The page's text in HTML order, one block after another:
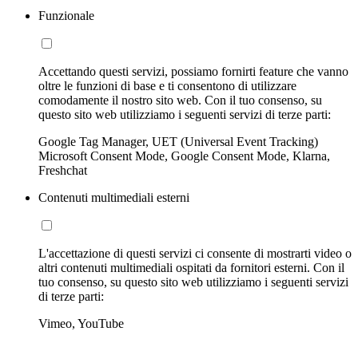
Funzionale
Accettando questi servizi, possiamo fornirti feature che vanno
oltre le funzioni di base e ti consentono di utilizzare
comodamente il nostro sito web. Con il tuo consenso, su
questo sito web utilizziamo i seguenti servizi di terze parti:
Google Tag Manager, UET (Universal Event Tracking)
Microsoft Consent Mode, Google Consent Mode, Klarna,
Freshchat
Contenuti multimediali esterni
L'accettazione di questi servizi ci consente di mostrarti video o
altri contenuti multimediali ospitati da fornitori esterni. Con il
tuo consenso, su questo sito web utilizziamo i seguenti servizi
di terze parti:
Vimeo, YouTube